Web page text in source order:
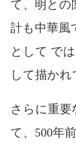
て、明との
計も中華風
として で
して描か
さらに重
て、500年